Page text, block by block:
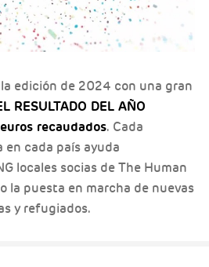
edición de 2024 con una gran
RESULTADO DEL AÑO
recaudados. Cada
cada país ayuda
locales socias de The Human
la puesta en marcha de nuevas
y refugiados.